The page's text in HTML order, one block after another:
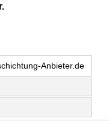
Anbieter.de